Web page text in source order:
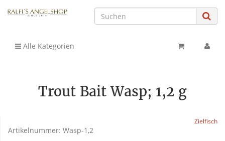
Alle Kategorien
Trout Bait Wasp; 1,2 g
Zielfisch
Artikelnummer: Wasp-1,2